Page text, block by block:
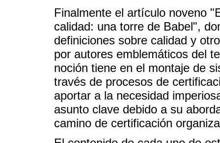
Finalmente el artículo noveno
calidad: una torre de Babel",
definiciones sobre calidad y
por autores emblemáticos del
noción tiene en el montaje de
través de procesos de
aportar a la necesidad
asunto clave debido a su
camino de certificación